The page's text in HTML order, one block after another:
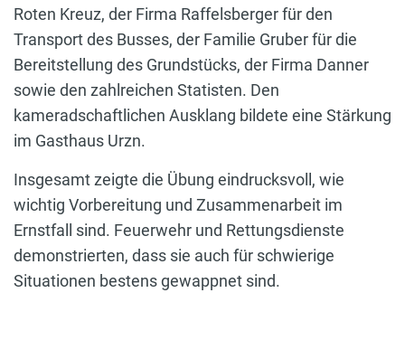
Roten Kreuz, der Firma Raffelsberger für den
Transport des Busses, der Familie Gruber für die
Bereitstellung des Grundstücks, der Firma Danner
sowie den zahlreichen Statisten. Den
kameradschaftlichen Ausklang bildete eine Stärkung
im Gasthaus Urzn.
Insgesamt zeigte die Übung eindrucksvoll, wie
wichtig Vorbereitung und Zusammenarbeit im
Ernstfall sind. Feuerwehr und Rettungsdienste
demonstrierten, dass sie auch für schwierige
Situationen bestens gewappnet sind.